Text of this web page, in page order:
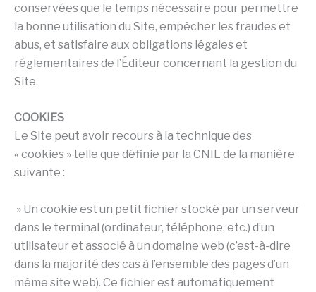
conservées que le temps nécessaire pour permettre
la bonne utilisation du Site, empêcher les fraudes et
abus, et satisfaire aux obligations légales et
réglementaires de l’Éditeur concernant la gestion du
Site.
COOKIES
Le Site peut avoir recours à la technique des
« cookies » telle que définie par la CNIL de la manière
suivante :
» Un cookie est un petit fichier stocké par un serveur
dans le terminal (ordinateur, téléphone, etc.) d’un
utilisateur et associé à un domaine web (c’est-à-dire
dans la majorité des cas à l’ensemble des pages d’un
même site web). Ce fichier est automatiquement